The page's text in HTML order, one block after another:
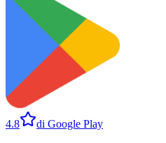
4.8 di Google Play